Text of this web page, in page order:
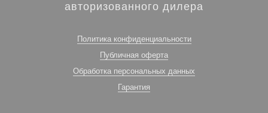
авторизованного дилера
Политика конфиденциальности
Публичная оферта
Обработка персональных данных
Гарантия